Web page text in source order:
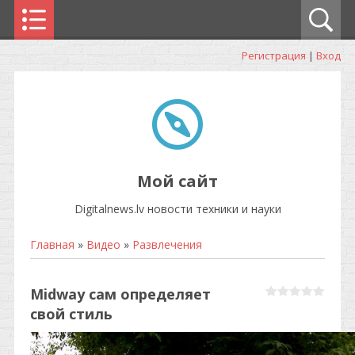
Регистрация | Вход
Мой сайт
Digitalnews.lv новости техники и науки
Главная » Видео » Развлечения
Midway сам определяет
свой стиль